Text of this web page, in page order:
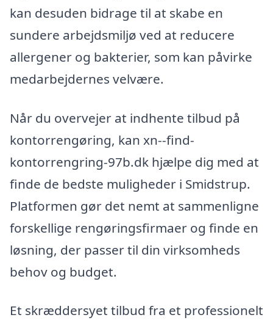
kan desuden bidrage til at skabe en
sundere arbejdsmiljø ved at reducere
allergener og bakterier, som kan påvirke
medarbejdernes velvære.
Når du overvejer at indhente tilbud på
kontorrengøring, kan xn--find-
kontorrengring-97b.dk hjælpe dig med at
finde de bedste muligheder i Smidstrup.
Platformen gør det nemt at sammenligne
forskellige rengøringsfirmaer og finde en
løsning, der passer til din virksomheds
behov og budget.
Et skræddersyet tilbud fra et professionelt